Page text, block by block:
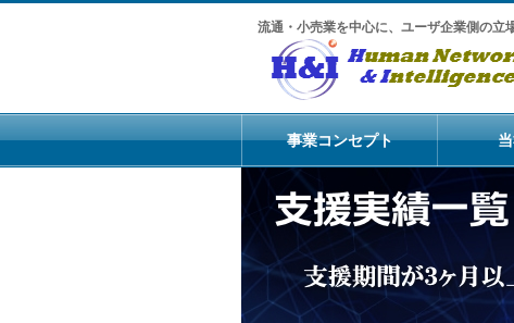
流通・小売業を中心に、ユーザ企業側の立
事業コンセプト